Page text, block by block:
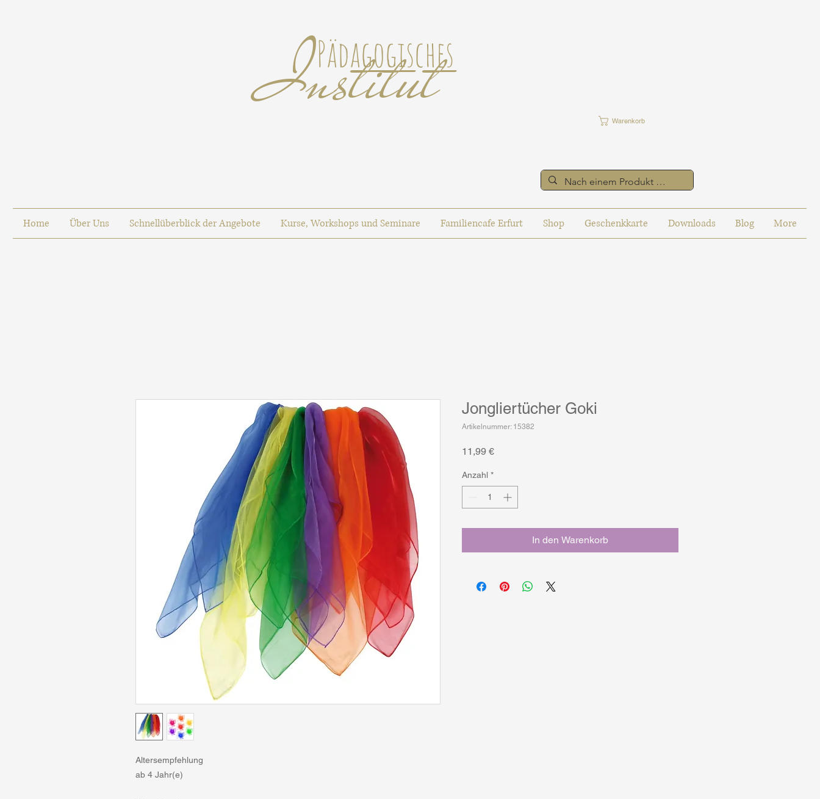
Pädagogisches
Institut Warenkorb
Home Über Uns Schnellüberblick der Angebote Kurse, Workshops und Seminare Familiencafe Erfurt Shop Geschenkkarte Downloads Blog More
Altersempfehlung
ab 4 Jahr(e)
Jongliertücher Goki
Artikelnummer: 15382
11,99 €Preis
Anzahl *
In den Warenkorb